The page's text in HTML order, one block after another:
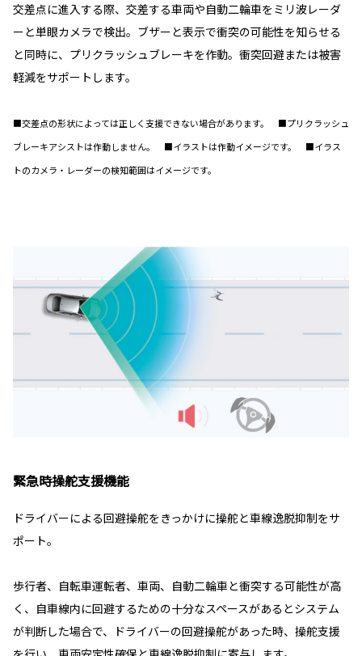
交差点に進入する際、交差する車両や自動二輪車をミリ波レーダ
ーと単眼カメラで検出。ブザーと表示で衝突の可能性を知らせる
と同時に、プリクラッシュブレーキを作動。衝突回避または被害
軽減をサポートします。
■交差点の形状によっては正しく支援できない場合があります。 ■プリクラッシュ
ブレーキアシストは作動しません。 ■イラストは作動イメージです。 ■イラス
トのカメラ・レーダーの検知範囲はイメージです。
緊急時操舵支援機能
ドライバーによる回避操舵をきっかけに操舵と車線逸脱抑制をサ
ポート。
歩行者、自転車運転者、車両、自動二輪車と衝突する可能性が高
く、自車線内に回避するための十分なスペースがあるとシステム
が判断した場合で、ドライバーの回避操舵があった時、操舵支援